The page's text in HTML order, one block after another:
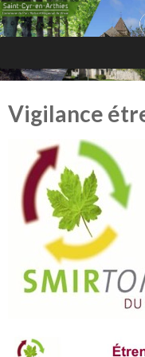
Vigilance